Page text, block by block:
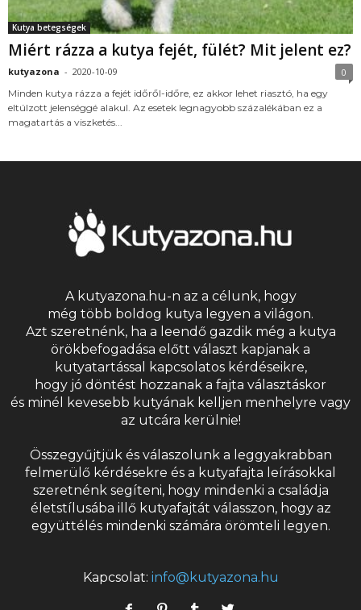
Kutya betegségek
Miért rázza a kutya fejét, fülét? Mit jelent ez?
kutyazona - 2020-10-09
0
Minden kutya rázza a fejét időről-időre, ez akkor lehet riasztó, ha egy
eltúlzott jelenséggé alakul. Az esetek legnagyobb százalékában ez a
magatartás a viszketés...
A kutyazona.hu-n az a célunk, hogy
még több boldog kutya legyen a világon.
Azt szeretnénk, ha a leendő gazdik még a kutya
örökbefogadása előtt választ kapjanak a
kutyatartással kapcsolatos kérdéseikre,
hogy jó döntést hozzanak a fajta választáskor
és minél kevesebb kutyának kelljen menhelyre vagy
az utcára kerülnie!
Összegyűjtjük és válaszolunk a leggyakrabban
felmerülő kérdésekre és a kutyafajta leírásokkal
szeretnénk segíteni, hogy mindenki a családja
életstílusába illő kutyafajtát válasszon, hogy az
együttélés mindenki számára örömteli legyen.
Kapcsolat: info@kutyazona.hu